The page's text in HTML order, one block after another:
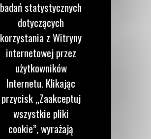
badań statystycznych
dotyczących
korzystania z Witryny
internetowej przez
użytkowników
Internetu. Klikając
przycisk „Zaakceptuj
wszystkie pliki
cookie”, wyrażają